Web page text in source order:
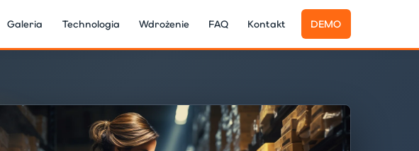
Galeria Technologia Wdrożenie FAQ Kontakt DEMO